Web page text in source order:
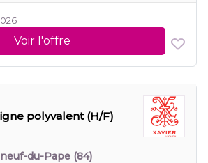
Voir l'offre
polyvalent (H/F)
du-Pape (84)